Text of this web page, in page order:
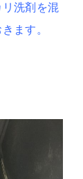
洗剤を混
ます。